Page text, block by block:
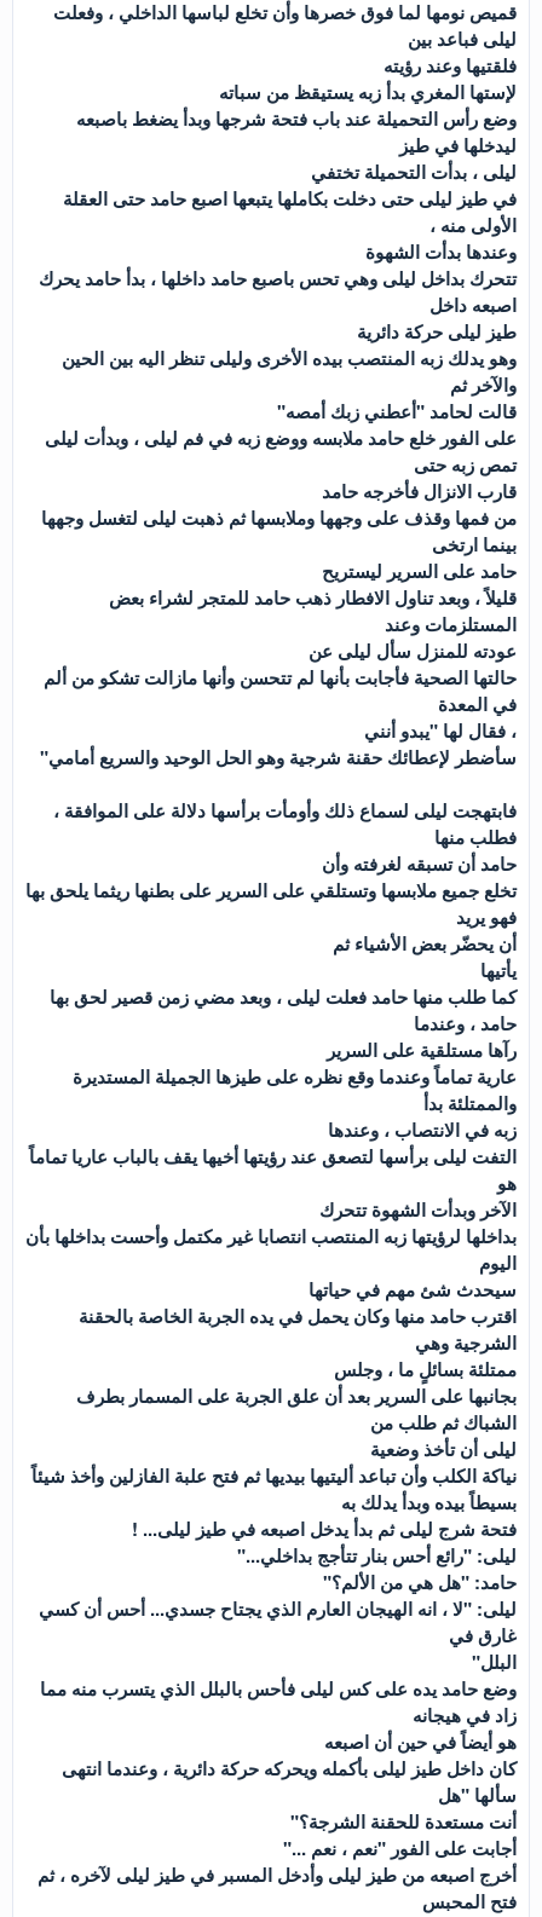
قميص نومها لما فوق خصرها وأن تخلع لباسها الداخلي ، وفعلت
ليلى فباعد بين
فلقتيها وعند رؤيته
لإستها المغري بدأ زبه يستيقظ من سباته
وضع رأس التحميلة عند باب فتحة شرجها وبدأ يضغط باصبعه
ليدخلها في طيز
ليلى ، بدأت التحميلة تختفي
في طيز ليلى حتى دخلت بكاملها يتبعها اصبع حامد حتى العقلة
الأولى منه ،
وعندها بدأت الشهوة
تتحرك بداخل ليلى وهي تحس باصبع حامد داخلها ، بدأ حامد يحرك
اصبعه داخل
طيز ليلى حركة دائرية
وهو يدلك زبه المنتصب بيده الأخرى وليلى تنظر اليه بين الحين
والآخر ثم
قالت لحامد "أعطني زبك أمصه"
على الفور خلع حامد ملابسه ووضع زبه في فم ليلى ، وبدأت ليلى
تمص زبه حتى
قارب الانزال فأخرجه حامد
من فمها وقذف على وجهها وملابسها ثم ذهبت ليلى لتغسل وجهها
بينما ارتخى
حامد على السرير ليستريح
قليلاً ، وبعد تناول الافطار ذهب حامد للمتجر لشراء بعض
المستلزمات وعند
عودته للمنزل سأل ليلى عن
حالتها الصحية فأجابت بأنها لم تتحسن وأنها مازالت تشكو من ألم
في المعدة
، فقال لها "يبدو أنني
سأضطر لإعطائك حقنة شرجية وهو الحل الوحيد والسريع أمامي"
فابتهجت ليلى لسماع ذلك وأومأت برأسها دلالة على الموافقة ،
فطلب منها
حامد أن تسبقه لغرفته وأن
تخلع جميع ملابسها وتستلقي على السرير على بطنها ريثما يلحق بها
فهو يريد
أن يحضّر بعض الأشياء ثم
يأتيها
كما طلب منها حامد فعلت ليلى ، وبعد مضي زمن قصير لحق بها
حامد ، وعندما
رآها مستلقية على السرير
عارية تماماً وعندما وقع نظره على طيزها الجميلة المستديرة
والممتلئة بدأ
زبه في الانتصاب ، وعندها
التفت ليلى برأسها لتصعق عند رؤيتها أخيها يقف بالباب عاريا تماماً
هو
الآخر وبدأت الشهوة تتحرك
بداخلها لرؤيتها زبه المنتصب انتصابا غير مكتمل وأحست بداخلها بأن
اليوم
سيحدث شئ مهم في حياتها
اقترب حامد منها وكان يحمل في يده الجربة الخاصة بالحقنة
الشرجية وهي
ممتلئة بسائلٍ ما ، وجلس
بجانبها على السرير بعد أن علق الجربة على المسمار بطرف
الشباك ثم طلب من
ليلى أن تأخذ وضعية
نياكة الكلب وأن تباعد أليتيها بيديها ثم فتح علبة الفازلين وأخذ شيئاً
بسيطاً بيده وبدأ يدلك به
فتحة شرج ليلى ثم بدأ يدخل اصبعه في طيز ليلى... !
ليلى: "رائع أحس بنار تتأجج بداخلي..."
حامد: "هل هي من الألم؟"
ليلى: "لا ، انه الهيجان العارم الذي يجتاح جسدي... أحس أن كسي
غارق في
البلل"
وضع حامد يده على كس ليلى فأحس بالبلل الذي يتسرب منه مما
زاد في هيجانه
هو أيضاً في حين أن اصبعه
كان داخل طيز ليلى بأكمله ويحركه حركة دائرية ، وعندما انتهى
سألها "هل
أنت مستعدة للحقنة الشرجة؟"
أجابت على الفور "نعم ، نعم ..."
أخرج اصبعه من طيز ليلى وأدخل المسبر في طيز ليلى لآخره ، ثم
فتح المحبس